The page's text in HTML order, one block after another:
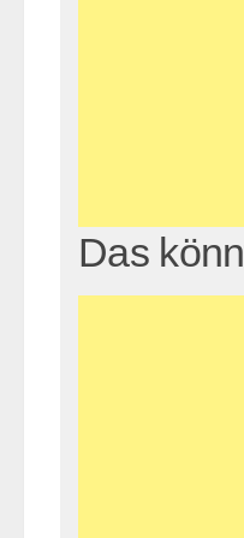
Das